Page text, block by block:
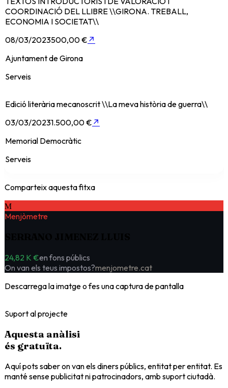
COORDINACIÓ DEL LLIBRE \\GIRONA. TREBALL,
ECONOMIA I SOCIETAT\\
08/03/2023500,00 € ↗
Ajuntament de Girona
Serveis
Edició literària mecanoscrit \\La meva història de guerra\\
03/03/20231.500,00 € ↗
Memorial Democràtic
Serveis
Comparteix aquesta fitxa
M
Menjòmetre
24,82 K €en fons públics
On van els teus impostos?menjometre.cat
Descarrega la imatge o fes una captura de pantalla
Suport al projecte
Aquesta anàlisi
és gratuïta.
Aquí pots saber on van els diners públics, entitat per entitat. Es
manté sense publicitat ni patrocinadors, amb suport ciutadà.